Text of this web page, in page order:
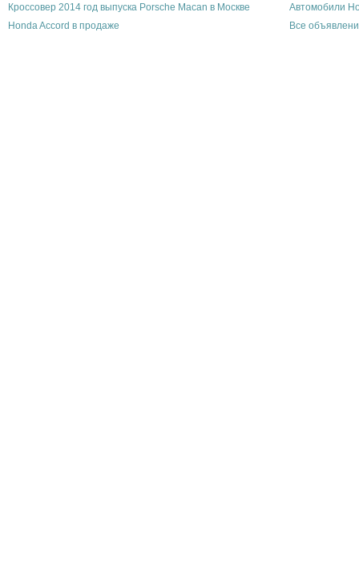
Кроссовер 2014 год выпуска Porsche Macan в Москве
Автомобили
Honda Accord в продаже
Все